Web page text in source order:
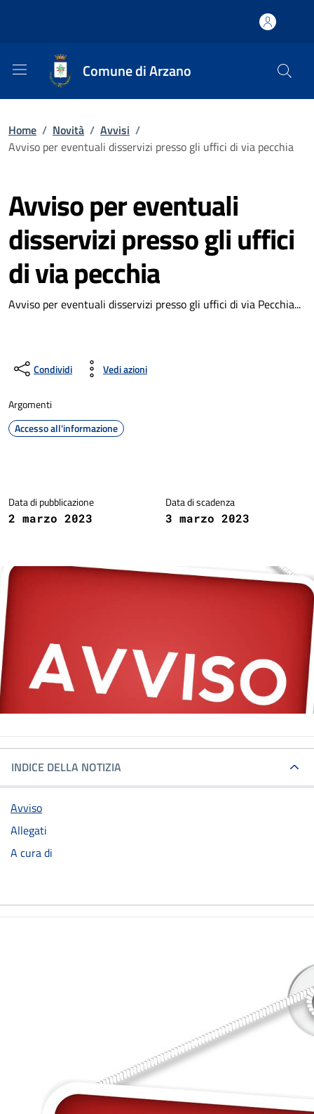
Comune di Arzano
Home / Novità / Avvisi /
Avviso per eventuali disservizi presso gli uffici di via pecchia
Avviso per eventuali
disservizi presso gli uffici
di via pecchia
Avviso per eventuali disservizi presso gli uffici di via Pecchia...
Condividi Vedi azioni
Argomenti
Accesso all'informazione
Data di pubblicazione
2 marzo 2023
Data di scadenza
3 marzo 2023
INDICE DELLA NOTIZIA
Avviso
Allegati
A cura di